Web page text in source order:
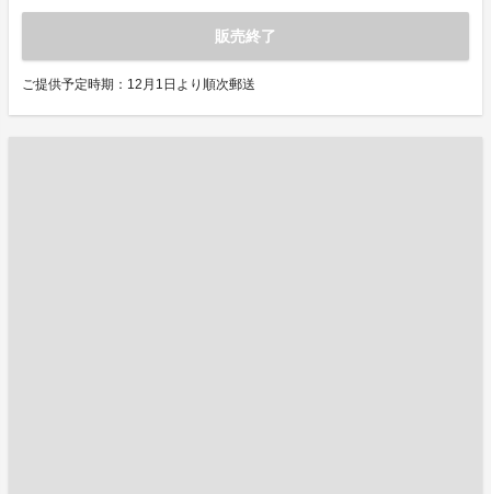
販売終了
ご提供予定時期：12月1日より順次郵送